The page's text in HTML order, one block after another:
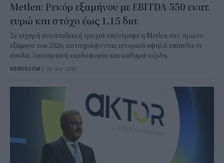
Metlen: Ρεκόρ εξαμήνου με EBITDA 550 εκατ.
ευρώ και στόχο έως 1,15 δισ.
Σε ισχυρή αναπτυξιακή τροχιά επέστρεψε η Metlen στο πρώτο
εξάμηνο του 2026, καταγράφοντας ιστορικά υψηλά επίπεδα σε
έσοδα, λειτουργική κερδοφορία και καθαρά κέρδη.
NEWSROOM / 06 Αυγ 2026